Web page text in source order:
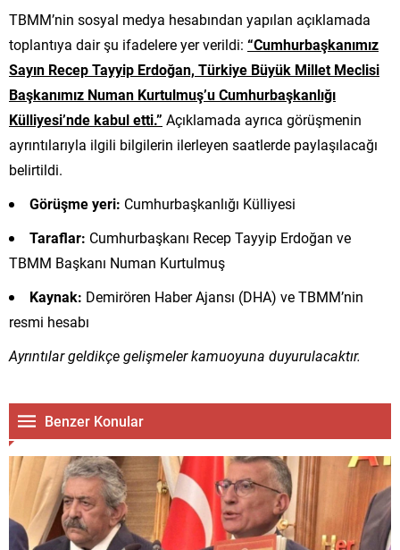
TBMM’nin sosyal medya hesabından yapılan açıklamada
toplantıya dair şu ifadelere yer verildi: “Cumhurbaşkanımız
Sayın Recep Tayyip Erdoğan, Türkiye Büyük Millet Meclisi
Başkanımız Numan Kurtulmuş’u Cumhurbaşkanlığı
Külliyesi’nde kabul etti.” Açıklamada ayrıca görüşmenin
ayrıntılarıyla ilgili bilgilerin ilerleyen saatlerde paylaşılacağı
belirtildi.
Görüşme yeri: Cumhurbaşkanlığı Külliyesi
Taraflar: Cumhurbaşkanı Recep Tayyip Erdoğan ve
TBMM Başkanı Numan Kurtulmuş
Kaynak: Demirören Haber Ajansı (DHA) ve TBMM’nin
resmi hesabı
Ayrıntılar geldikçe gelişmeler kamuoyuna duyurulacaktır.
Benzer Konular